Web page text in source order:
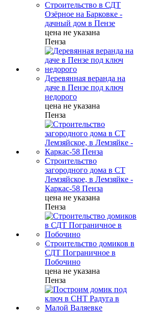
Строительство в СДТ
Озёрное на Барковке -
дачный дом в Пензе
цена не указана
Пенза
Деревянная веранда на
даче в Пензе под ключ
недорого
цена не указана
Пенза
Строительство
загородного дома в СТ
Лемзяйское, в Лемзяйке -
Каркас-58 Пенза
цена не указана
Пенза
Строительство домиков в
СДТ Пограничное в
Побочино
цена не указана
Пенза